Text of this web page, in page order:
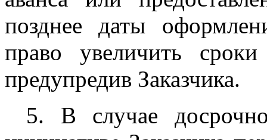
позднее даты
право увеличить
предупредив Заказчика.
5. В случае